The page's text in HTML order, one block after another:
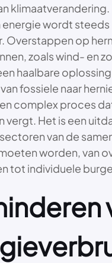
klimaatverandering.
energie wordt steeds
Overstappen op
zoals wind- en
haalbare
fossiele naar
complex proces
vergt. Het is een
van de
worden, van
tot individuele